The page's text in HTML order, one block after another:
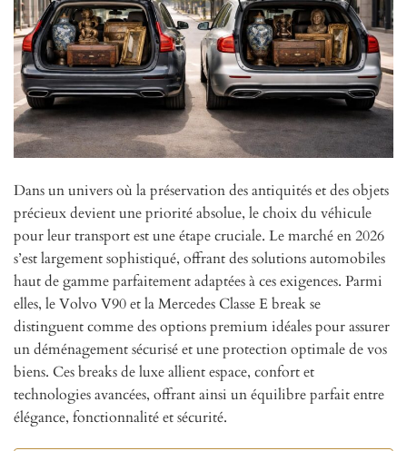
Dans un univers où la préservation des antiquités et des objets
précieux devient une priorité absolue, le choix du véhicule
pour leur transport est une étape cruciale. Le marché en 2026
s’est largement sophistiqué, offrant des solutions automobiles
haut de gamme parfaitement adaptées à ces exigences. Parmi
elles, le Volvo V90 et la Mercedes Classe E break se
distinguent comme des options premium idéales pour assurer
un déménagement sécurisé et une protection optimale de vos
biens. Ces breaks de luxe allient espace, confort et
technologies avancées, offrant ainsi un équilibre parfait entre
élégance, fonctionnalité et sécurité.